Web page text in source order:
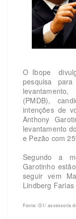
O Ibope
pesquisa
levantamento,
(PMDB),
intenções de
Anthony
levantamento
e Pezão com
Segundo a
Garotinho
seguir vem
Lindberg
Fonte: G1/ assessoria